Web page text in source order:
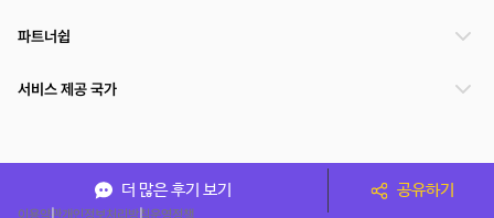
더 많은 후기 보기 공유하기
파트너쉽
서비스 제공 국가
이용약관개인정보처리방침운영정책